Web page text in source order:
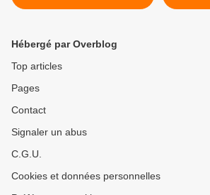
Novembre 2025
Hébergé par Overblog
Top articles
Pages
Contact
Signaler un abus
C.G.U.
Cookies et données personnelles